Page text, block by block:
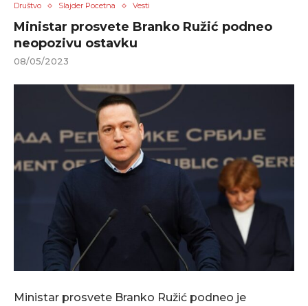
Društvo Slajder Pocetna Vesti
Ministar prosvete Branko Ružić podneo
neopozivu ostavku
08/05/2023
Ministar prosvete Branko Ružić podneo je